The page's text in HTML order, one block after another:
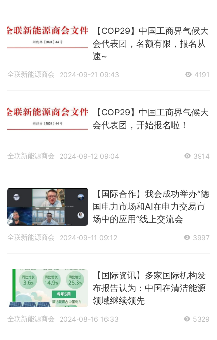
【COP29】中国工商界气候大
会代表团，名额有限，报名从
速~
全联新能源商会 2024-09-21 09:43 4191
【COP29】中国工商界气候大
会代表团，开始报名啦！
全联新能源商会 2024-09-12 09:04 3914
【国际合作】我会成功举办“德
国电力市场和AI在电力交易市
场中的应用”线上交流会
全联新能源商会 2024-09-11 09:12 3997
【国际资讯】多家国际机构发
布报告认为：中国在清洁能源
领域继续领先
全联新能源商会 2024-08-16 16:33 5329